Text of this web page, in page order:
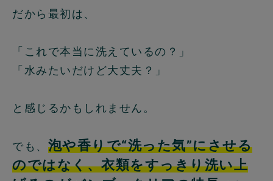
だから最初は、
「これで本当に洗えているの？」
「水みたいだけど大丈夫？」
と感じるかもしれません。
でも、 泡や香りで“洗った気”にさせる
のではなく、衣類をすっきり洗い上